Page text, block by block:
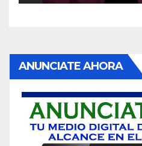
ANUNCIATE AHORA